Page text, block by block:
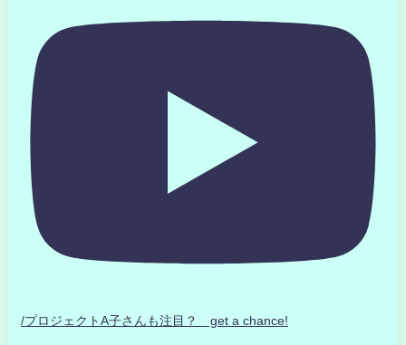
/プロジェクトA子さんも注目？ get a chance!